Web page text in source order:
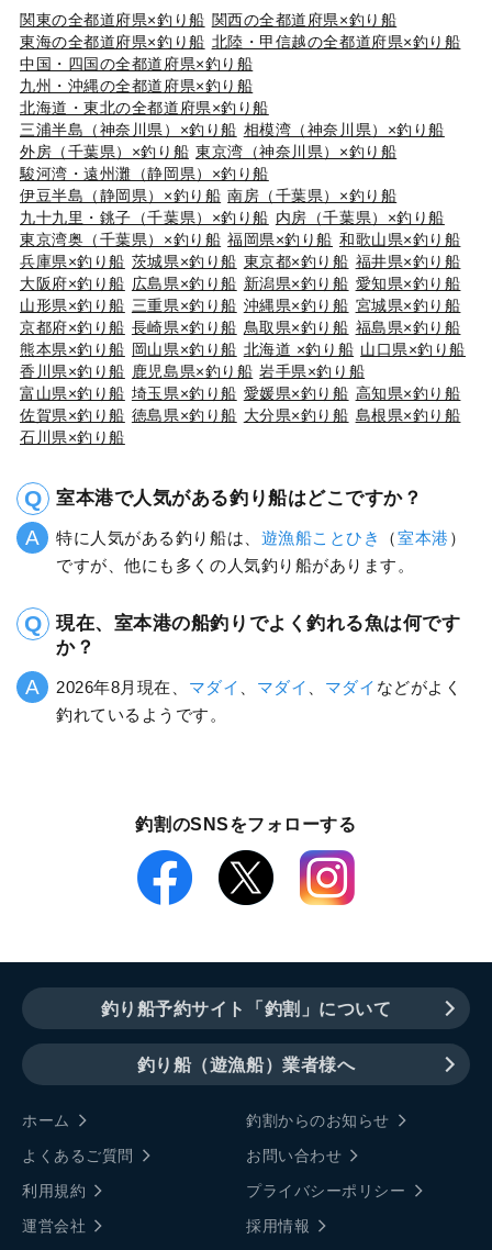
関東の全都道府県×釣り船 関西の全都道府県×釣り船
東海の全都道府県×釣り船 北陸・甲信越の全都道府県×釣り船
中国・四国の全都道府県×釣り船
九州・沖縄の全都道府県×釣り船
北海道・東北の全都道府県×釣り船
三浦半島（神奈川県）×釣り船 相模湾（神奈川県）×釣り船
外房（千葉県）×釣り船 東京湾（神奈川県）×釣り船
駿河湾・遠州灘（静岡県）×釣り船
伊豆半島（静岡県）×釣り船 南房（千葉県）×釣り船
九十九里・銚子（千葉県）×釣り船 内房（千葉県）×釣り船
東京湾奥（千葉県）×釣り船 福岡県×釣り船 和歌山県×釣り船
兵庫県×釣り船 茨城県×釣り船 東京都×釣り船 福井県×釣り船
大阪府×釣り船 広島県×釣り船 新潟県×釣り船 愛知県×釣り船
山形県×釣り船 三重県×釣り船 沖縄県×釣り船 宮城県×釣り船
京都府×釣り船 長崎県×釣り船 鳥取県×釣り船 福島県×釣り船
熊本県×釣り船 岡山県×釣り船 北海道 ×釣り船 山口県×釣り船
香川県×釣り船 鹿児島県×釣り船 岩手県×釣り船
富山県×釣り船 埼玉県×釣り船 愛媛県×釣り船 高知県×釣り船
佐賀県×釣り船 徳島県×釣り船 大分県×釣り船 島根県×釣り船
石川県×釣り船
室本港で人気がある釣り船はどこですか？
特に人気がある釣り船は、 遊漁船ことひき （室本港 ）
ですが、他にも多くの人気釣り船があります。
現在、室本港の船釣りでよく釣れる魚は何です
か？
2026年8月現在、 マダイ マダイ マダイ などがよく
釣れているようです。
釣割のSNSをフォローする
釣り船予約サイト「釣割」について
釣り船（遊漁船）業者様へ
ホーム
釣割からのお知らせ
よくあるご質問
お問い合わせ
利用規約
プライバシーポリシー
運営会社
採用情報